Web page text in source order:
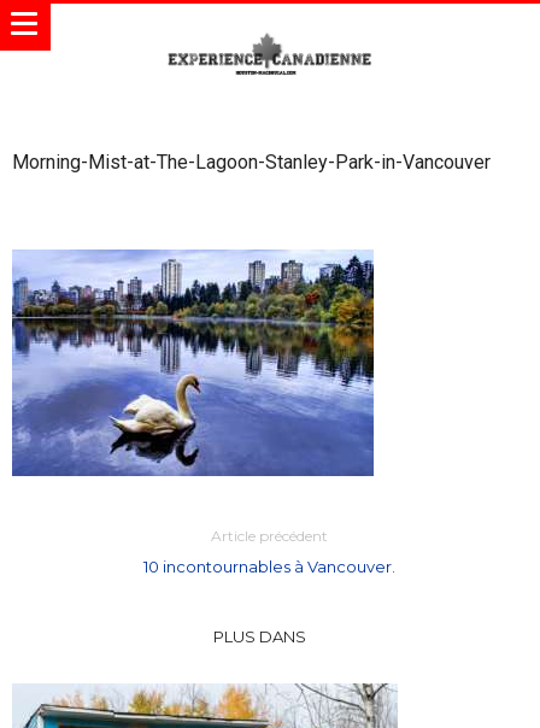
Morning-Mist-at-The-Lagoon-Stanley-Park-in-Vancouver
Article précédent
10 incontournables à Vancouver.
PLUS DANS